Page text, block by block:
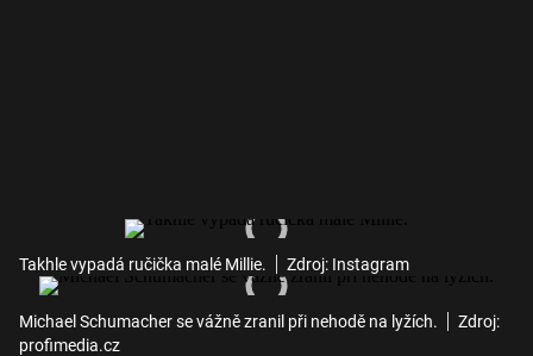
Takhle vypadá ručička malé Millie. Zdroj: Instagram
Michael Schumacher se vážně zranil při nehodě na lyžích.
Zdroj:
profimedia.cz